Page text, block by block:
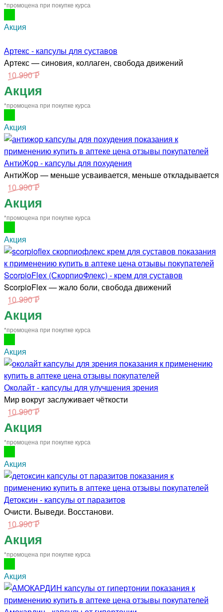
*промоцена при покупке курса
Акция
Артекс - капсулы для суставов
Артекс — синовия, коллаген, свобода движений
10 990 ₽
Акция
*промоцена при покупке курса
Акция
АнтиЖор - капсулы для похудения
АнтиЖор — меньше усваивается, меньше откладывается
10 990 ₽
Акция
*промоцена при покупке курса
Акция
ScorpioFlex (СкорпиоФлекс) - крем для суставов
ScorpioFlex — жало боли, свобода движений
10 990 ₽
Акция
*промоцена при покупке курса
Акция
Околайт - капсулы для улучшения зрения
Мир вокруг заслуживает чёткости
10 990 ₽
Акция
*промоцена при покупке курса
Акция
Детоксин - капсулы от паразитов
Очисти. Выведи. Восстанови.
10 990 ₽
Акция
*промоцена при покупке курса
Акция